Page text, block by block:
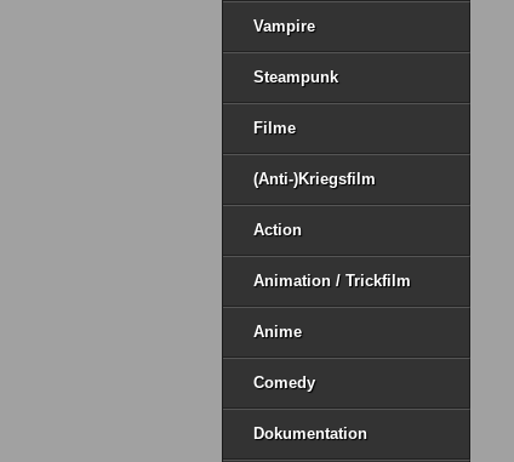
Vampire
Steampunk
Filme
(Anti-)Kriegsfilm
Action
Animation / Trickfilm
Anime
Comedy
Dokumentation